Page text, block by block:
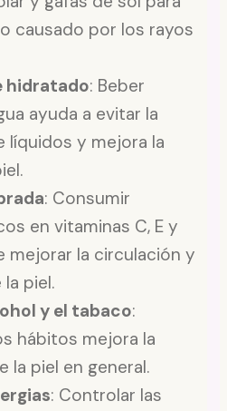
causado por los rayos
hidratado: Beber
ayuda a evitar la
líquidos y mejora la
: Consumir
en vitaminas C, E y
mejorar la circulación y
piel.
y el tabaco:
hábitos mejora la
la piel en general.
: Controlar las